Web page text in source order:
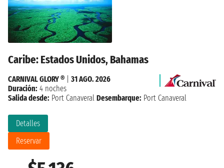
Caribe: Estados Unidos, Bahamas
Detalles
Reservar
CARNIVAL GLORY ®
31 AGO. 2026
Duración: 4 noches
Salida desde: Port Canaveral Desembarque: Port Canaveral